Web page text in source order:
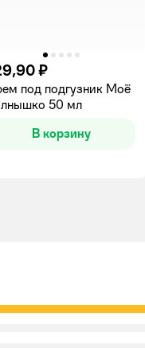
₽
под подгузник Моё
50 мл
В корзину